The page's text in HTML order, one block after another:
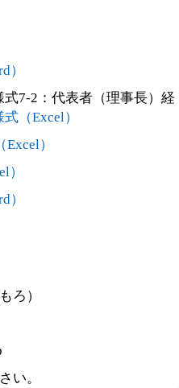
）
7-2：代表者（理事長）経
式（Excel）
）
）
）
ろ）
い。